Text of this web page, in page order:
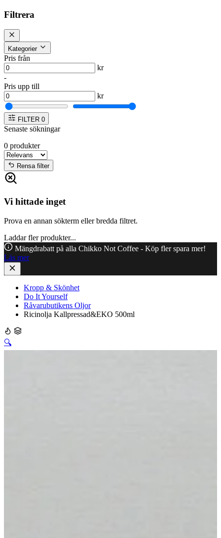
Filtrera
Kategorier
Pris från
kr
-
Pris upp till
kr
FILTER 0
Senaste sökningar
0 produkter
Rensa filter
Vi hittade inget
Prova en annan sökterm eller bredda filtret.
Laddar fler produkter...
Mängdrabatt på alla Chikko Not Coffee - Köp fler spara mer!
Läs mer
Kropp & Skönhet
Do It Yourself
Råvarubutikens Oljor
Ricinolja Kallpressad&EKO 500ml
🔍